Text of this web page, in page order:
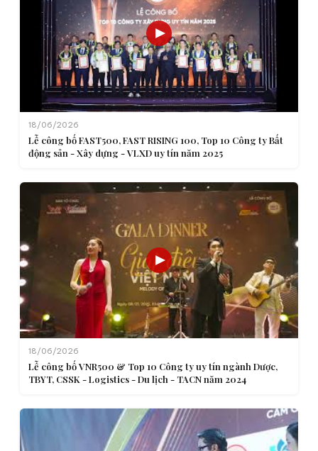
18/06/2026
Lễ công bố FAST500, FAST RISING 100, Top 10 Công ty Bất
động sản - Xây dựng - VLXD uy tín năm 2025
18/06/2026
Lễ công bố VNR500 & Top 10 Công ty uy tín ngành Dược,
TBYT, CSSK - Logistics - Du lịch - TACN năm 2024